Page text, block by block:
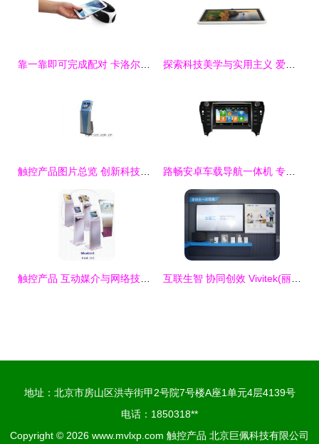
地址：北京市房山区洪寺街甲2号院7号楼A座1单元4层4139号
电话：1850318**
Copyright © 2026 www.mvlxp.com 触控产品 北京巨佩科技有限公司